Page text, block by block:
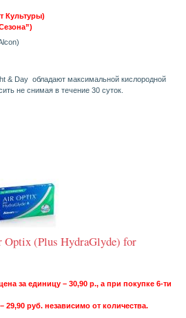
Культуры)
& Day обладают максимальной кислородной
не снимая в течение 30 суток.
(Plus HydraGlyde) for
за единицу – 30,90 р., а при покупке 6-ти
29,90 руб. независимо от количества.